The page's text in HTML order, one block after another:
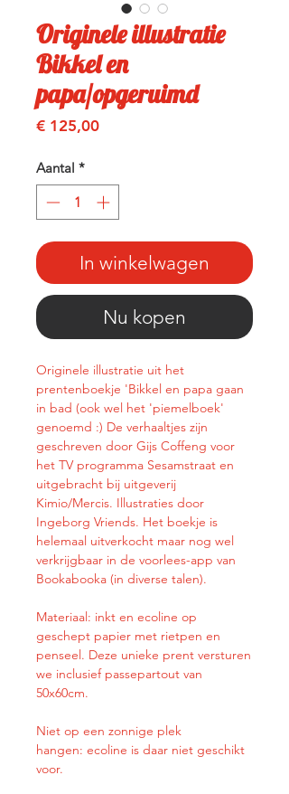
Originele illustratie
Bikkel en
papa/opgeruimd
€ 125,00Prijs
Aantal *
In winkelwagen
Nu kopen
Originele illustratie uit het
prentenboekje 'Bikkel en papa gaan
in bad (ook wel het 'piemelboek'
genoemd :) De verhaaltjes zijn
geschreven door Gijs Coffeng voor
het TV programma Sesamstraat en
uitgebracht bij uitgeverij
Kimio/Mercis. Illustraties door
Ingeborg Vriends. Het boekje is
helemaal uitverkocht maar nog wel
verkrijgbaar in de voorlees-app van
Bookabooka (in diverse talen).
Materiaal: inkt en ecoline op
geschept papier met rietpen en
penseel. Deze unieke prent versturen
we inclusief passepartout van
50x60cm.
Niet op een zonnige plek
hangen: ecoline is daar niet geschikt
voor.